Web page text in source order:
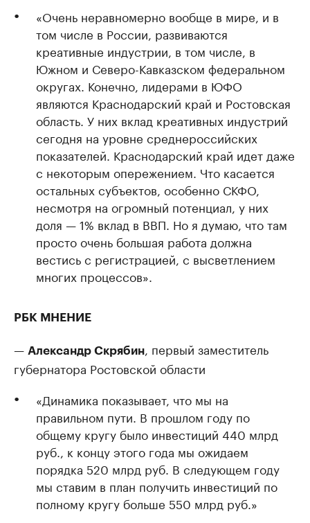
«Очень неравномерно вообще в мире, и в
том числе в России, развиваются
креативные индустрии, в том числе, в
Южном и Северо-Кавказском федеральном
округах. Конечно, лидерами в ЮФО
являются Краснодарский край и Ростовская
область. У них вклад креативных индустрий
сегодня на уровне среднероссийских
показателей. Краснодарский край идет даже
с некоторым опережением. Что касается
остальных субъектов, особенно СКФО,
несмотря на огромный потенциал, у них
доля — 1% вклад в ВВП. Но я думаю, что там
просто очень большая работа должна
вестись с регистрацией, с высветлением
многих процессов».
РБК МНЕНИЕ
— Александр Скрябин
, первый заместитель
губернатора Ростовской области
«Динамика показывает, что мы на
правильном пути. В прошлом году по
общему кругу было инвестиций 440 млрд
руб., к концу этого года мы ожидаем
порядка 520 млрд руб. В следующем году
мы ставим в план получить инвестиций по
полному кругу больше 550 млрд руб.»